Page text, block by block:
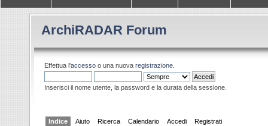
ArchiRADAR Forum
Effettua l'accesso o una nuova registrazione.
Inserisci il nome utente, la password e la durata della sessione.
Indice Aiuto Ricerca Calendario Accedi Registrati